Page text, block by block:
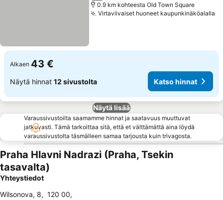
0.9 km kohteesta Old Town Square
Virtaviivaiset huoneet kaupunkinäköalalla
Alkaen 43 €
Näytä hinnat 12 sivustolta Katso hinnat
Näytä lisää
Varaussivustoilta saamamme hinnat ja saatavuus muuttuvat
jatkuvasti. Tämä tarkoittaa sitä, että et välttämättä aina löydä
varaussivustolta täsmälleen samaa tarjousta kuin trivagosta.
Praha Hlavni Nadrazi (Praha, Tsekin
tasavalta)
Yhteystiedot
Wilsonova, 8, 120 00,